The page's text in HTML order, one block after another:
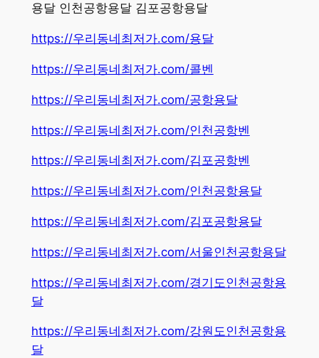
용달 인천공항용달 김포공항용달
https://우리동네최저가.com/용달
https://우리동네최저가.com/콜벤
https://우리동네최저가.com/공항용달
https://우리동네최저가.com/인천공항벤
https://우리동네최저가.com/김포공항벤
https://우리동네최저가.com/인천공항용달
https://우리동네최저가.com/김포공항용달
https://우리동네최저가.com/서울인천공항용달
https://우리동네최저가.com/경기도인천공항용
달
https://우리동네최저가.com/강원도인천공항용
달